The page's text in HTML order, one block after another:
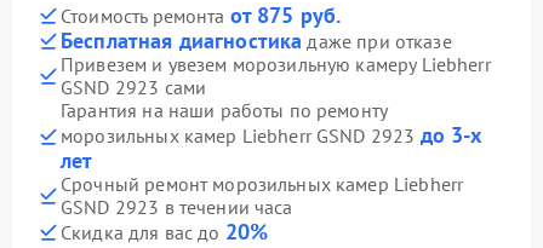
Стоимость ремонта от 875 руб.
Бесплатная диагностика даже при отказе
Привезем и увезем морозильную камеру Liebherr
GSND 2923 сами
Гарантия на наши работы по ремонту
морозильных камер Liebherr GSND 2923 до 3-х
лет
Срочный ремонт морозильных камер Liebherr
GSND 2923 в течении часа
Скидка для вас до 20%